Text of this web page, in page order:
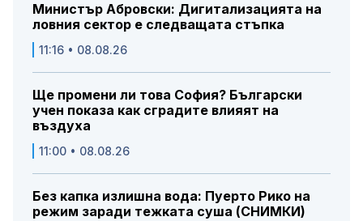
Министър Абровски: Дигитализацията на
ловния сектор е следващата стъпка
11:16 • 08.08.26
Ще промени ли това София? Български
учен показа как сградите влияят на
въздуха
11:00 • 08.08.26
Без капка излишна вода: Пуерто Рико на
режим заради тежката суша (СНИМКИ)